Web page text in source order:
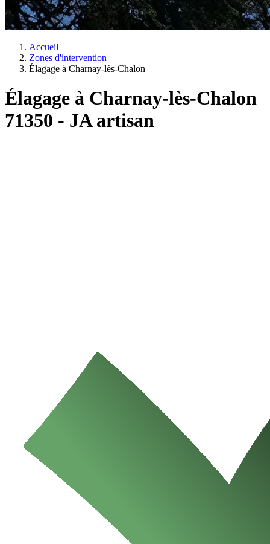
Accueil
Zones d'intervention
Élagage à Charnay-lès-Chalon
Élagage à Charnay-lès-Chalon
71350 - JA artisan